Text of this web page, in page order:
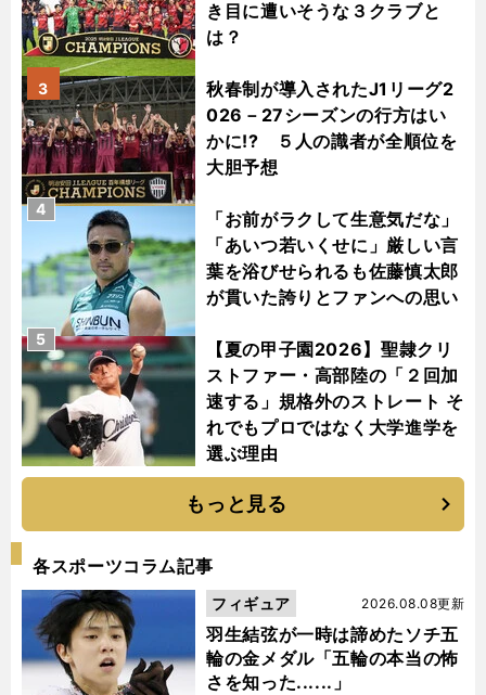
き目に遭いそうな３クラブと
は？
秋春制が導入されたJ1リーグ2
026－27シーズンの行方はい
かに!? ５人の識者が全順位を
大胆予想
3
「お前がラクして生意気だな」
「あいつ若いくせに」厳しい言
葉を浴びせられるも佐藤慎太郎
が貫いた誇りとファンへの思い
4
【夏の甲子園2026】聖隷クリ
ストファー・高部陸の「２回加
速する」規格外のストレート そ
れでもプロではなく大学進学を
選ぶ理由
5
もっと見る
各スポーツコラム記事
羽生結弦が一時は諦めたソチ五
輪の金メダル「五輪の本当の怖
さを知った......」
2026.08.08更新
フィギュア